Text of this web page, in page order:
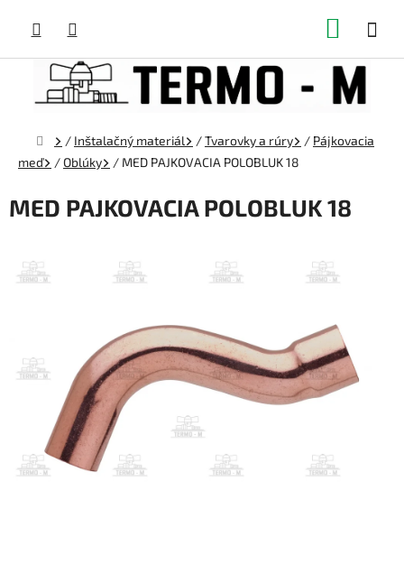
obsah
Domov
/ Inštalačný materiál /Tvarovky a rúry / Pájkovacia
meď
/Oblúky / MED PAJKOVACIA POLOBLUK 18
MED PAJKOVACIA POLOBLUK 18